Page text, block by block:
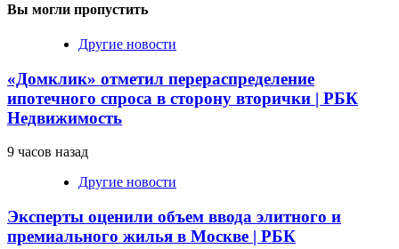
Вы могли пропустить
Другие новости
«Домклик» отметил перераспределение
ипотечного спроса в сторону вторички | РБК
Недвижимость
9 часов назад
Другие новости
Эксперты оценили объем ввода элитного и
премиального жилья в Москве | РБК